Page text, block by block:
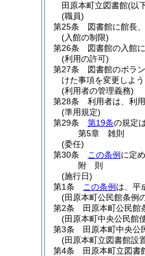
田原本町立図書館(以
(職員)
第25条
図書館に館長
(入館の制限)
第26条
図書館の入館
(利用の許可)
第27条
図書館のボラ
けた事項を変更しよ
(利用者の管理義務)
第28条
利用者は、利
(準用規定)
第29条
第19条の規定
第5章
雑則
(委任)
第30条
この条例 に定
附 則
(施行日)
第1条
この条例 は、平
(田原本町公民館条例
第2条
田原本町公民館
(田原本町中央公民館
第3条
田原本町中央公
(田原本町立図書館設
第4条
田原本町立図書